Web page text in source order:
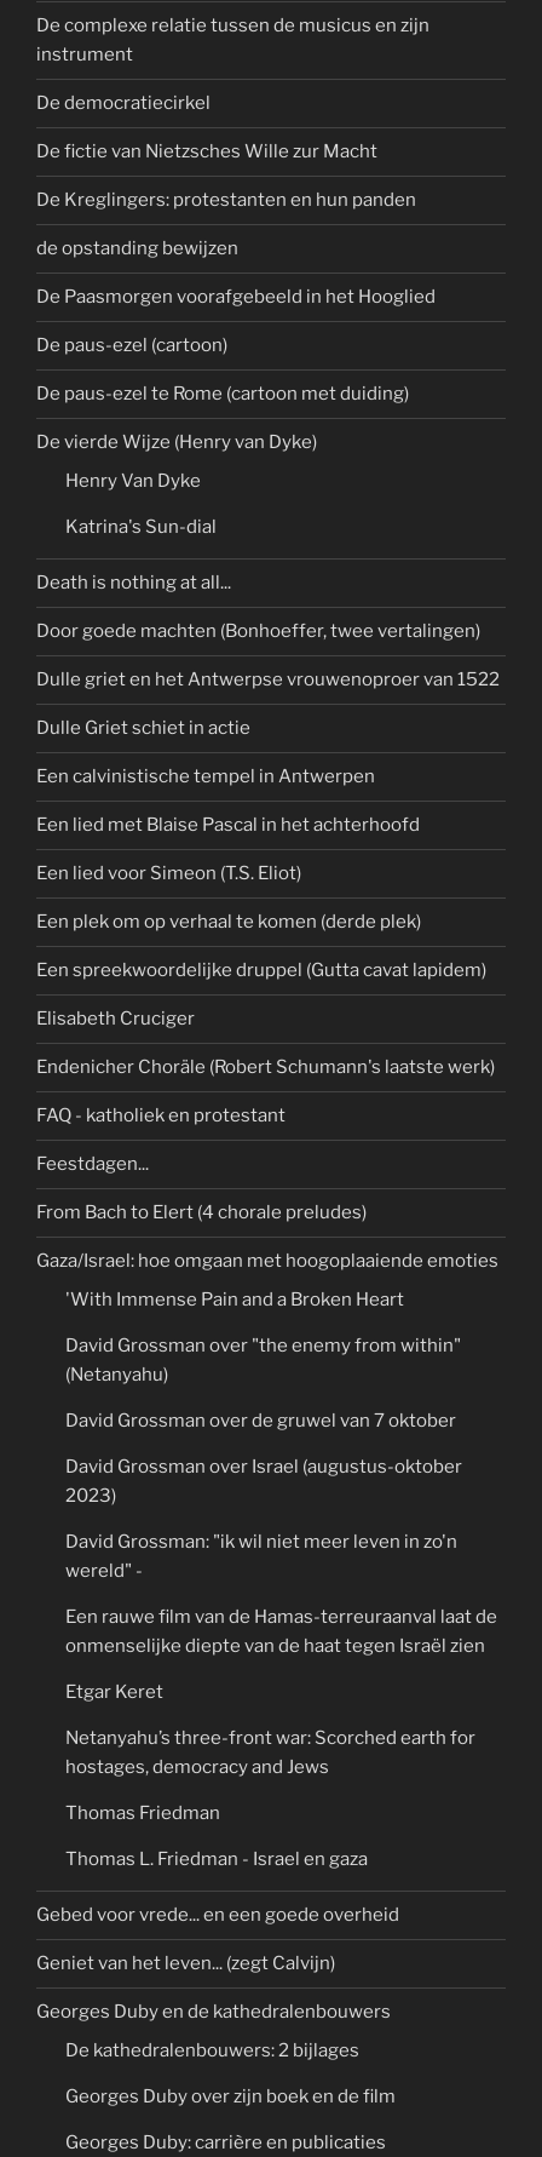
De complexe relatie tussen de musicus en zijn
instrument
De democratiecirkel
De fictie van Nietzsches Wille zur Macht
De Kreglingers: protestanten en hun panden
de opstanding bewijzen
De Paasmorgen voorafgebeeld in het Hooglied
De paus-ezel (cartoon)
De paus-ezel te Rome (cartoon met duiding)
De vierde Wijze (Henry van Dyke)
Henry Van Dyke
Katrina's Sun-dial
Death is nothing at all...
Door goede machten (Bonhoeffer, twee vertalingen)
Dulle griet en het Antwerpse vrouwenoproer van 1522
Dulle Griet schiet in actie
Een calvinistische tempel in Antwerpen
Een lied met Blaise Pascal in het achterhoofd
Een lied voor Simeon (T.S. Eliot)
Een plek om op verhaal te komen (derde plek)
Een spreekwoordelijke druppel (Gutta cavat lapidem)
Elisabeth Cruciger
Endenicher Choräle (Robert Schumann's laatste werk)
FAQ - katholiek en protestant
Feestdagen...
From Bach to Elert (4 chorale preludes)
Gaza/Israel: hoe omgaan met hoogoplaaiende emoties
'With Immense Pain and a Broken Heart
David Grossman over "the enemy from within"
(Netanyahu)
David Grossman over de gruwel van 7 oktober
David Grossman over Israel (augustus-oktober
2023)
David Grossman: "ik wil niet meer leven in zo'n
wereld" -
Een rauwe film van de Hamas-terreuraanval laat de
onmenselijke diepte van de haat tegen Israël zien
Etgar Keret
Netanyahu’s three-front war: Scorched earth for
hostages, democracy and Jews
Thomas Friedman
Thomas L. Friedman - Israel en gaza
Gebed voor vrede... en een goede overheid
Geniet van het leven... (zegt Calvijn)
Georges Duby en de kathedralenbouwers
De kathedralenbouwers: 2 bijlages
Georges Duby over zijn boek en de film
Georges Duby: carrière en publicaties